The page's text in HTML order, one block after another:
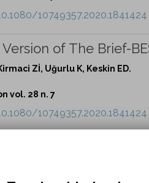
10749357.2020.1841424
of The Brief-
Zİ, Uğurlu K, Keskin ED.
vol. 28 n. 7
10749357.2020.1841424
high-density